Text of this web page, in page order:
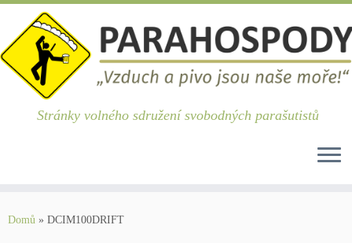
Stránky volného sdružení svobodných parašutistů
Domů » DCIM100DRIFT